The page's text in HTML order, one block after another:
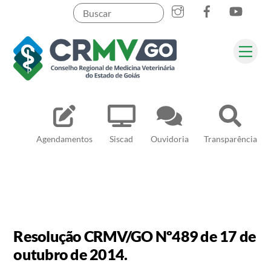
content
Agendamentos Siscad Ouvidoria Transparência
Pesquisar
Resolução CRMV/GO Nº489 de 17 de
outubro de 2014.